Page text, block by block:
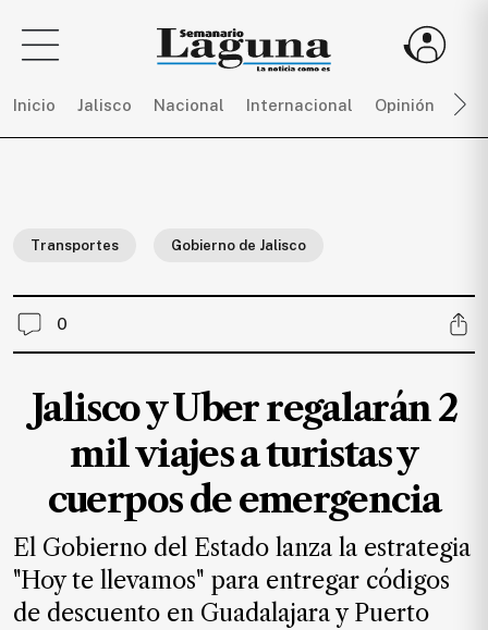
Inicio Jalisco Nacional Internacional Opinión
actualidad
únete
a
LAGUNA
por
MXN
mes.
Suscríbete ahora
Transportes Gobierno de Jalisco
0
Jalisco y Uber regalarán 2
mil viajes a turistas y
cuerpos de emergencia
El Gobierno del Estado lanza la estrategia
"Hoy te llevamos" para entregar códigos
de descuento en Guadalajara y Puerto